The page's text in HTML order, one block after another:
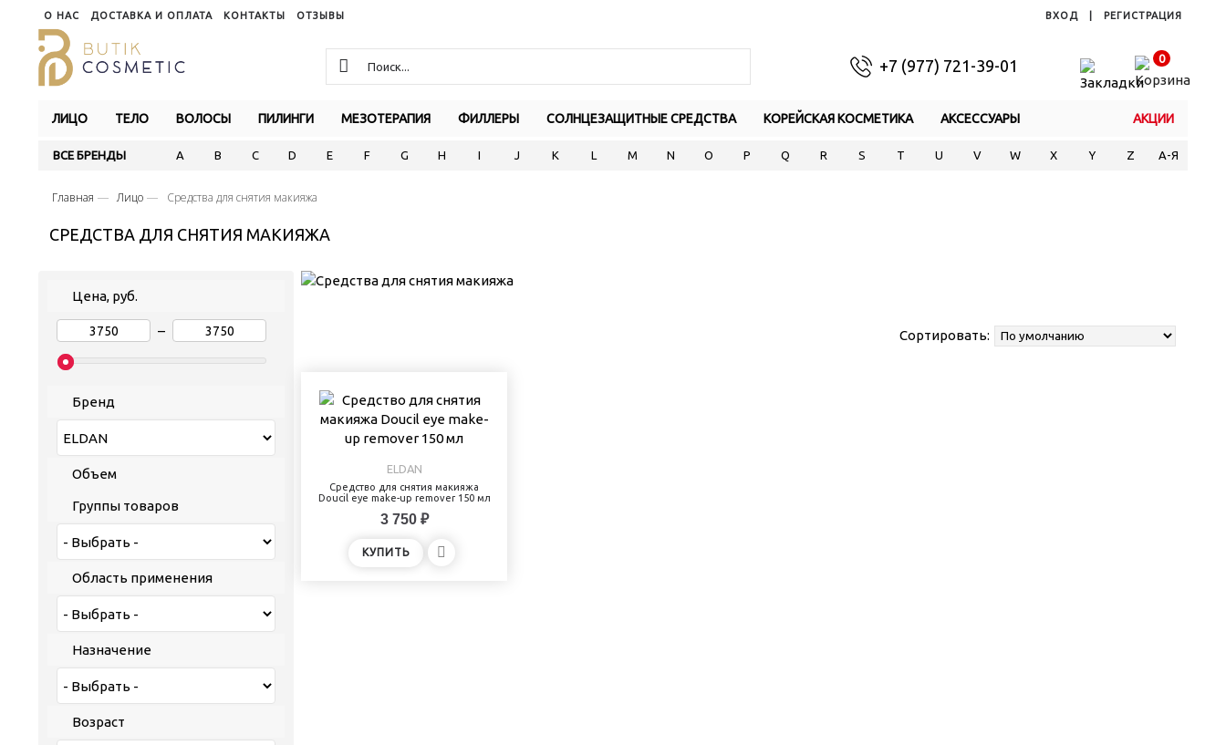
О НАС ДОСТАВКА И ОПЛАТА КОНТАКТЫ ОТЗЫВЫ ВХОД РЕГИСТРАЦИЯ
+7 (977) 721-39-01 0
ЛИЦО ТЕЛО ВОЛОСЫ ПИЛИНГИ МЕЗОТЕРАПИЯ ФИЛЛЕРЫ СОЛНЦЕЗАЩИТНЫЕ СРЕДСТВА КОРЕЙСКАЯ КОСМЕТИКА АКСЕССУАРЫ АКЦИИ
ВСЕ БРЕНДЫ A B C D E F G H I J K L M N O P Q R S T U V W X Y Z А-Я
Главная Лицо Средства для снятия макияжа
СРЕДСТВА ДЛЯ СНЯТИЯ МАКИЯЖА
Цена, руб.
–
Бренд
Объем
Группы товаров
Область применения
Назначение
Возраст
Сортировать:
ELDAN
Средство для снятия макияжа
Doucil eye make-up remover 150 мл
3 750 ₽
КУПИТЬ